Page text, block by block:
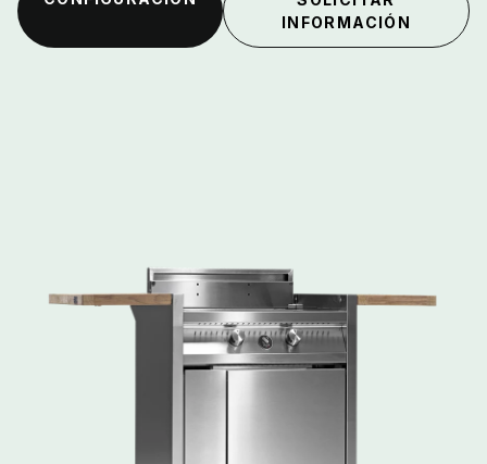
INFORMACIÓN